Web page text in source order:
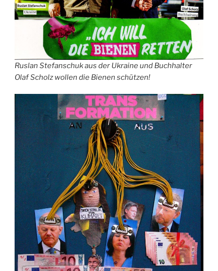
Ruslan Stefanschuk aus der Ukraine und Buchhalter
Olaf Scholz wollen die Bienen schützen!